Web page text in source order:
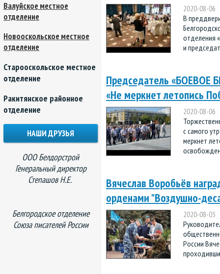
2020-08-06
В
отделения
и
Председатель «БОЕВОЕ
«Не меркнет летопись
2020-08-06
с самого
меркнет
Вячеслав Воробьёв
орденами "Воздушно-
2020-08-03
России
Валуйское местное
отделение
Новооскольское местное
отделение
Старооскольское местное
отделение
Ракитянское районное
отделение
НАШИ ДРУЗЬЯ
ООО Белдорстрой
Генеральный директор
Степашов Н.Е.
Белгородское отделение
Союза писателей России